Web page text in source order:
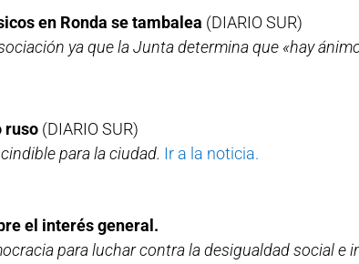
en Ronda se tambalea (DIARIO SUR)
ya que la Junta determina que «hay
ruso (DIARIO SUR)
para la ciudad. Ir a la noticia.
el interés general.
para luchar contra la desigualdad social e